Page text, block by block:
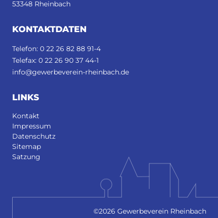
53348 Rheinbach
KONTAKTDATEN
Telefon: 0 22 26 82 88 91-4
Telefax: 0 22 26 90 37 44-1
info@gewerbeverein-rheinbach.de
LINKS
Kontakt
Impressum
Datenschutz
Sitemap
Satzung
©2026 Gewerbeverein Rheinbach